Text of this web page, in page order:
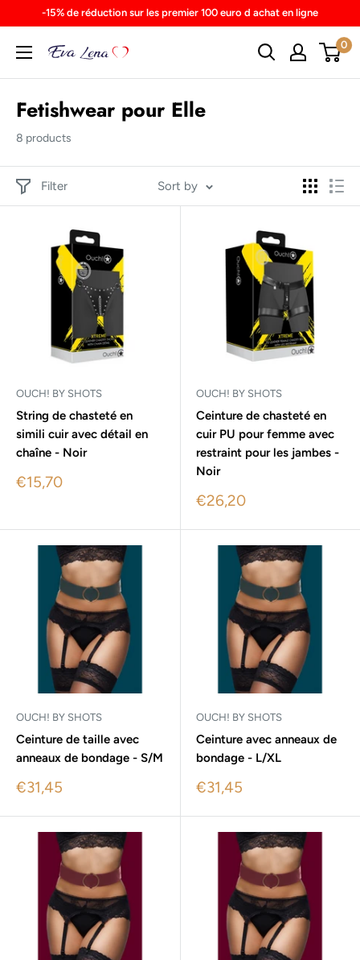
content
-15% de réduction sur les premier 100 euro d achat en ligne
0
Fetishwear pour Elle
8 products
Filter Sort by
OUCH! BY SHOTS
String de chasteté en
simili cuir avec détail en
chaîne - Noir
Sale
€15,70
OUCH! BY SHOTS
Ceinture de chasteté en
cuir PU pour femme avec
restraint pour les jambes -
Noir
Sale
€26,20
OUCH! BY SHOTS
Ceinture de taille avec
anneaux de bondage - S/M
Sale
€31,45
OUCH! BY SHOTS
Ceinture avec anneaux de
bondage - L/XL
Sale
€31,45